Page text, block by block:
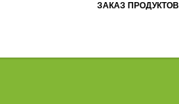
ЗАКАЗ ПРОДУКТОВ